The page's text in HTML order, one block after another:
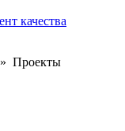
качества
» Проекты